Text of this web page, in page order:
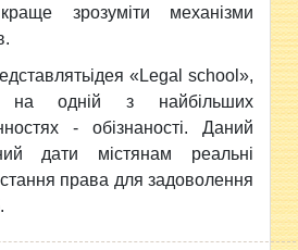
зрозуміти механізми
«Legal school»,
на одній з найбільших
- обізнаності. Даний
дати містянам реальні
права для задоволення